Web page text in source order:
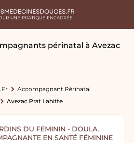
périnatal à Avezac
Accompagnant Périnatal
Avezac Prat Lahitte
DU FEMININ - DOULA,
EN SANTÉ FÉMININE